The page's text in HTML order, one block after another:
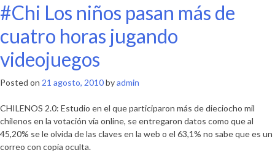
del
«Radiografía
#Chi Los niños pasan más de
cuatro horas jugando
videojuegos
Posted on 21 agosto, 2010byadmin
CHILENOS 2.0: Estudio en el que participaron más de dieciocho mil
chilenos en la votación vía online, se entregaron datos como que al
45,20% se le olvida de las claves en la web o el 63,1% no sabe que es un
correo con copia oculta.